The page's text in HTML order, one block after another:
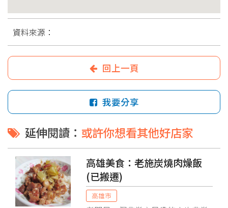
資料來源：
回上一頁
我要分享
延伸閱讀： 或許你想看其他好店家
高雄美食：老施炭燒肉燥飯
(已搬遷)
高雄市